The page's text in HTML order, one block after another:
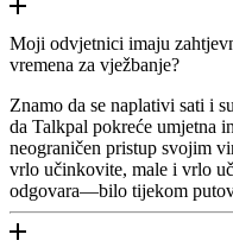
Moji odvjetnici imaju
vremena za vježbanje?
Znamo da se naplativi sati i
da Talkpal pokreće umjetna
neograničen pristup svojim
vrlo učinkovite, male i vrlo
odgovara—bilo tijekom